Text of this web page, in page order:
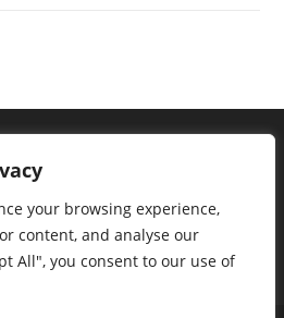
your browsing experience,
content, and analyse our
All", you consent to our use of